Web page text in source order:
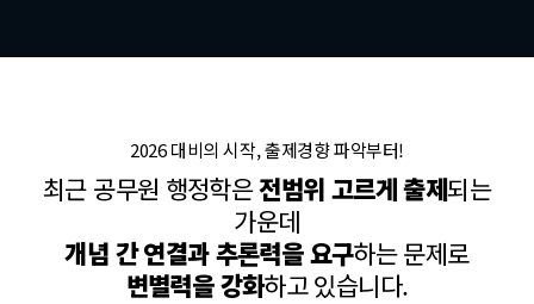
2026 대비의 시작, 출제경향 파악부터!
최근 공무원 행정학은전범위 고르게 출제되는
가운데
개념 간 연결과 추론력을 요구하는 문제로
변별력을 강화하고 있습니다.